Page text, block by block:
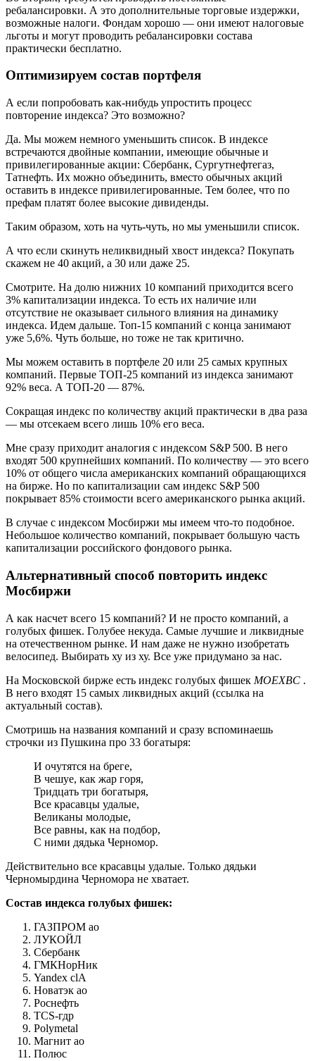
ребалансировки. А это дополнительные торговые издержки,
возможные налоги. Фондам хорошо — они имеют налоговые
льготы и могут проводить ребалансировки состава
практически бесплатно.
Оптимизируем состав портфеля
А если попробовать как-нибудь упростить процесс
повторение индекса? Это возможно?
Да. Мы можем немного уменьшить список. В индексе
встречаются двойные компании, имеющие обычные и
привилегированные акции: Сбербанк, Сургутнефтегаз,
Татнефть. Их можно объединить, вместо обычных акций
оставить в индексе привилегированные. Тем более, что по
префам платят более высокие дивиденды.
Таким образом, хоть на чуть-чуть, но мы уменьшили список.
А что если скинуть неликвидный хвост индекса? Покупать
скажем не 40 акций, а 30 или даже 25.
Смотрите. На долю нижних 10 компаний приходится всего
3% капитализации индекса. То есть их наличие или
отсутствие не оказывает сильного влияния на динамику
индекса. Идем дальше. Топ-15 компаний с конца занимают
уже 5,6%. Чуть больше, но тоже не так критично.
Мы можем оставить в портфеле 20 или 25 самых крупных
компаний. Первые ТОП-25 компаний из индекса занимают
92% веса. А ТОП-20 — 87%.
Сокращая индекс по количеству акций практически в два раза
— мы отсекаем всего лишь 10% его веса.
Мне сразу приходит аналогия с индексом S&P 500. В него
входят 500 крупнейших компаний. По количеству — это всего
10% от общего числа американских компаний обращающихся
на бирже. Но по капитализации сам индекс S&P 500
покрывает 85% стоимости всего американского рынка акций.
В случае с индексом Мосбиржи мы имеем что-то подобное.
Небольшое количество компаний, покрывает большую часть
капитализации российского фондового рынка.
Альтернативный способ повторить индекс
Мосбиржи
А как насчет всего 15 компаний? И не просто компаний, а
голубых фишек. Голубее некуда. Самые лучшие и ликвидные
на отечественном рынке. И нам даже не нужно изобретать
велосипед. Выбирать ху из ху. Все уже придумано за нас.
На Московской бирже есть индекс голубых фишек MOEXBC .
В него входят 15 самых ликвидных акций (ссылка на
актуальный состав).
Смотришь на названия компаний и сразу вспоминаешь
строчки из Пушкина про 33 богатыря:
И очутятся на бреге,
В чешуе, как жар горя,
Тридцать три богатыря,
Все красавцы удалые,
Великаны молодые,
Все равны, как на подбор,
С ними дядька Черномор.
Действительно все красавцы удалые. Только дядьки
Черномырдина Черномора не хватает.
Состав индекса голубых фишек:
ГАЗПРОМ ао
ЛУКОЙЛ
Сбербанк
ГМКНорНик
Yandex clA
Новатэк ао
Роснефть
TCS-гдр
Polymetal
Магнит ао
Полюс